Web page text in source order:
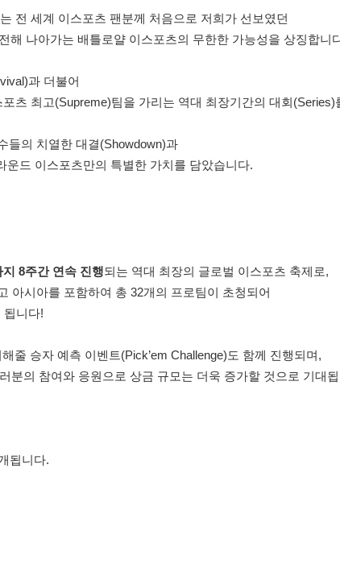
는 전 세계 이스포츠 팬분께 처음으로 저희가 선보였던
해 나아가는 배틀로얄 이스포츠의 무한한 가능성을 상징합니
과 더불어
츠 최고(Supreme)팀을 가리는 역대 최장기간의 대회(Series)
들의 치열한 대결(Showdown)과
드 이스포츠만의 특별한 가치를 담았습니다.
8주간 연속 진행되는 역대 최장의 글로벌 이스포츠 축제로,
아시아를 포함하여 총 32개의 프로팀이 초청되어
됩니다!
줄 승자 예측 이벤트(Pick’em Challenge)도 함께 진행되며,
분의 참여와 응원으로 상금 규모는 더욱 증가할 것으로 기대
됩니다.